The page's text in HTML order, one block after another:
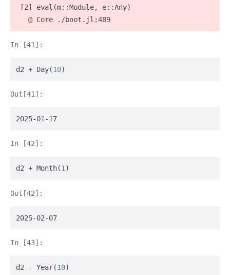
[2] eval(m::Module, e::Any)
   @ Core ./boot.jl:489
d2 + Day(10)
2025-01-17
d2 + Month(1)
2025-02-07
d2 - Year(10)